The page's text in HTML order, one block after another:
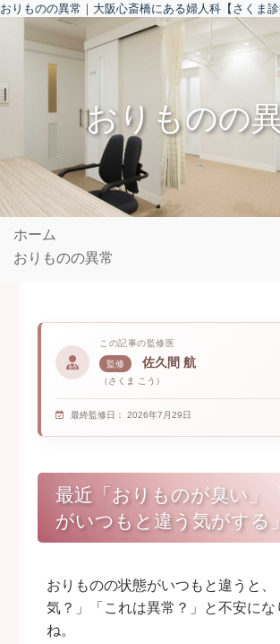
おりものの異常｜大阪心斎橋にある婦人科【さくま診
おりものの
MENU
医院紹介
院長・クリニック紹介
よくある質問
求人情報
個人情報保護について
初めての方へ
婦人科案内
ピル処方外来
アフターピル処方
ジエノゲスト治療のすべて
避妊インプラント
性病治療（STI）
不妊治療・不育相談
中絶手術
性別違和
外陰部のかゆみ・できもの
ホーム
おりものの異常
この記事の監修医
監修 佐久間 航
（さくま こう）
最終監修日：2026年7月29日
最近「おりものが臭い」
がいつもと違う気がする」
おりものの状態がいつもと違うと、
気？」「これは異常？」と不安にな
ね。